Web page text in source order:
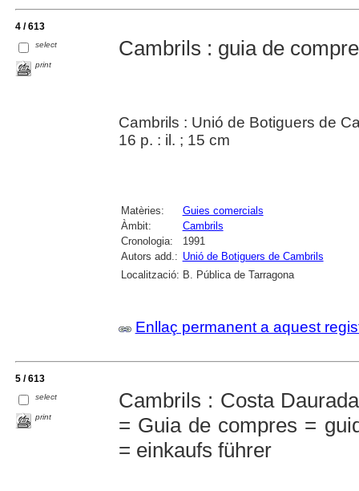
4 / 613
select
print
Cambrils : guia de
Cambrils : Unió de Botiguers de
16 p. : il. ; 15 cm
Matèries:
Guies comercials
Àmbit:
Cambrils
Cronologia:
1991
Autors add.: Unió de Botiguers de Cambrils
Localització: B. Pública de Tarragona
Enllaç permanent a aquest
5 / 613
select
print
Cambrils : Costa
= Guia de compres =
= einkaufs führer